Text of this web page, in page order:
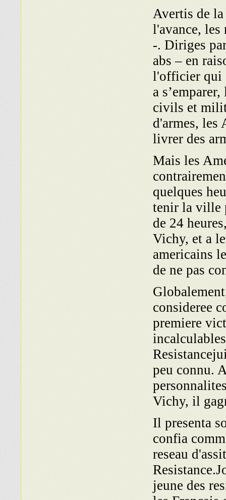
Avertis de la
l'avance, les
-. Diriges
abs – en
l'officier qui
a
civils et
d'armes, les
livrer des
Mais les
quelques
tenir la ville
de 24
Vichy, et a
americains
de ne pas
consideree
premiere
peu connu.
Vichy, il
Il presenta
confia
reseau
jeune des